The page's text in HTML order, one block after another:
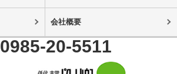
会社概要
0985-20-5511